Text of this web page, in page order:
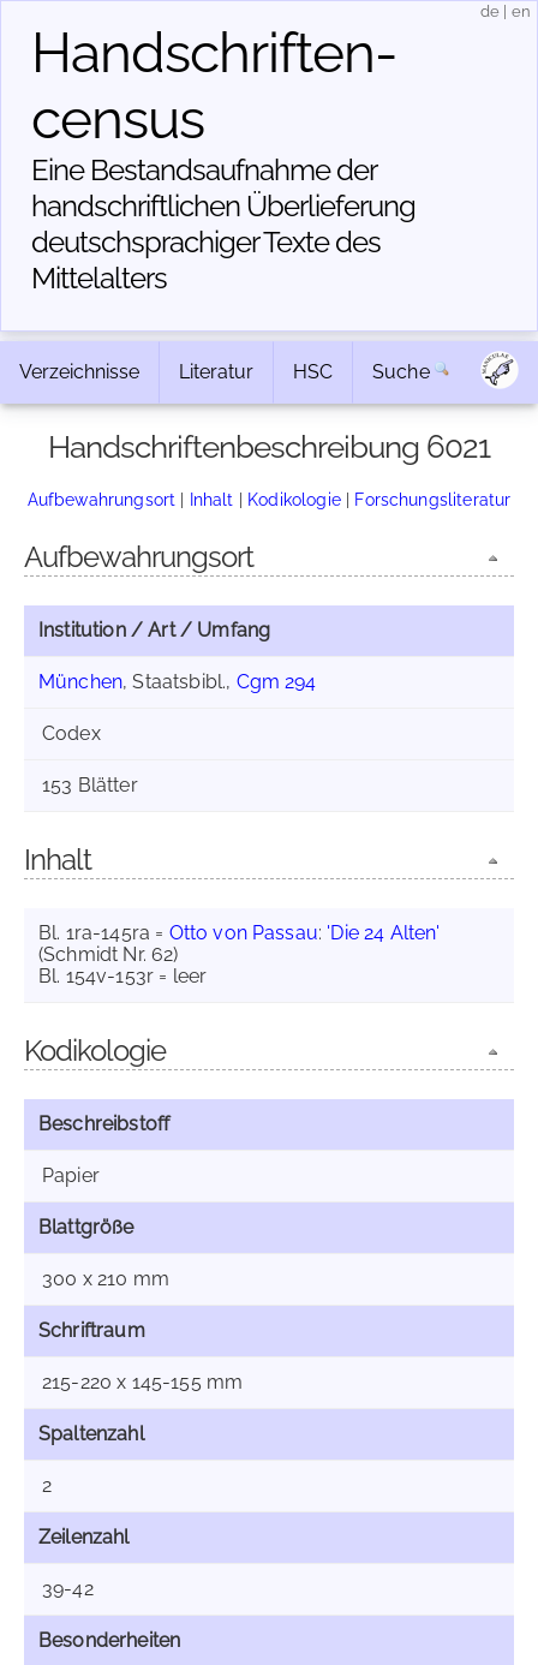
Handschriften­
census
Eine Bestandsaufnahme der
handschriftlichen Über­lieferung
deutschsprachiger Texte des
Mittelalters
de en
Verzeichnisse Literatur HSC Suche
Handschriftenbeschreibung 6021
Aufbewahrungsort | Inhalt | Kodikologie| Forschungsliteratur
Aufbewahrungsort
Institution / Art / Umfang
München, Staatsbibl., Cgm 294
Codex
153 Blätter
Inhalt
Bl. 1ra-145ra = Otto von Passau: 'Die 24 Alten'
(Schmidt Nr. 62)
Bl. 154v-153r = leer
Kodikologie
Beschreibstoff
Papier
Blattgröße
300 x 210 mm
Schriftraum
215-220 x 145-155 mm
Spaltenzahl
2
Zeilenzahl
39-42
Besonderheiten